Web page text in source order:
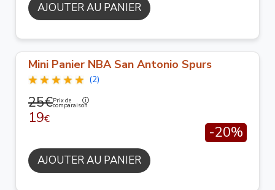
AJOUTER AU PANIER
Mini Panier NBA San Antonio Spurs
(2)
25€Prix de
comparaison
19€
-20%
AJOUTER AU PANIER